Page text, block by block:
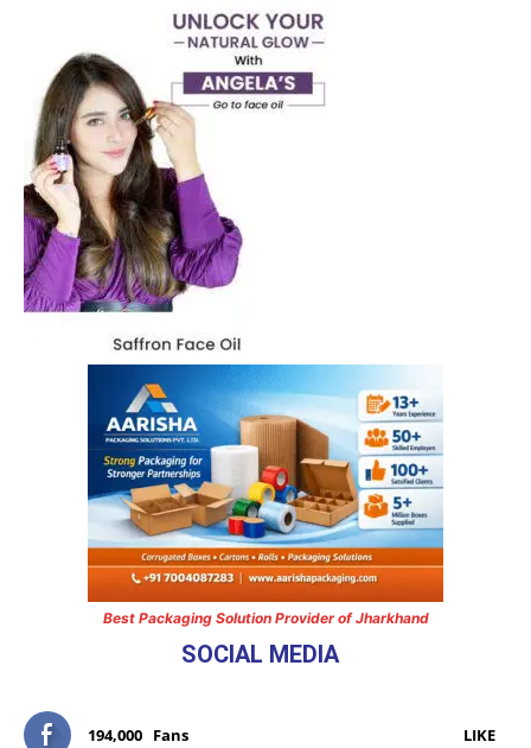
Best Packaging Solution Provider of Jharkhand
SOCIAL MEDIA
194,000 Fans LIKE